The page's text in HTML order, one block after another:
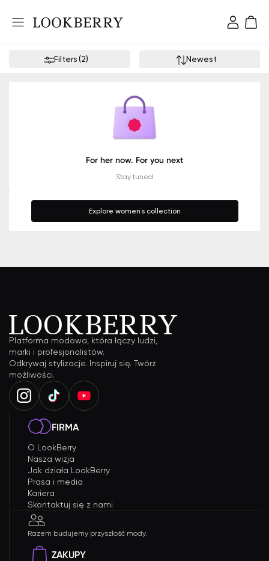
Filters (2) Newest
For her now. For you next
Stay tuned
Explore women`s collection
Platforma modowa, która łączy ludzi,
marki i profesjonalistów.
Odkrywaj stylizacje. Inspiruj się. Twórz
możliwości.
FIRMA
O LookBerry
Nasza wizja
Jak działa LookBerry
Prasa i media
Kariera
Skontaktuj się z nami
Razem budujemy przyszłość mody.
ZAKUPY